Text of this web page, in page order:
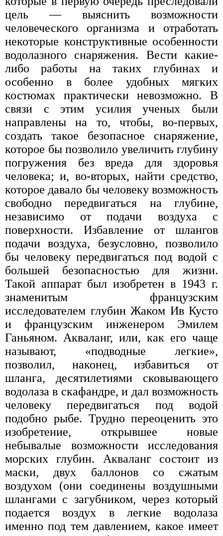
цель — выяснить возможности
человеческого организма и отработать
некоторые конструктивные особенности
водолазного снаряжения. Вести какие-
либо работы на таких глубинах и
особенно в более удобных мягких
костюмах практически невозможно. В
связи с этим усилия ученых были
направлены на то, чтобы, во-первых,
создать такое безопасное снаряжение,
которое бы позволило увеличить глубину
погружения без вреда для здоровья
человека; и, во-вторых, найти средство,
которое давало бы человеку возможность
свободно передвигаться на глубине,
независимо от подачи воздуха с
поверхности. Избавление от шлангов
подачи воздуха, безусловно, позволило
бы человеку передвигаться под водой с
большей безопасностью для жизни.
Такой аппарат был изобретен в 1943 г.
знаменитым французским
исследователем глубин Жаком Ив Кусто
и французским инженером Эмилем
Ганьяном. Акваланг, или, как его чаще
называют, «подводные легкие»,
позволил, наконец, избавиться от
шланга, десятилетиями сковывающего
водолаза в скафандре, и дал возможность
человеку передвигаться под водой
подобно рыбе. Трудно переоценить это
изобретение, открывшее новые
небывалые возможности исследования
морских глубин. Акваланг состоит из
маски, двух баллонов со сжатым
воздухом (они соединены воздушными
шлангами с загубником, через который
подается воздух в легкие водолаза
именно под тем давлением, какое имеет